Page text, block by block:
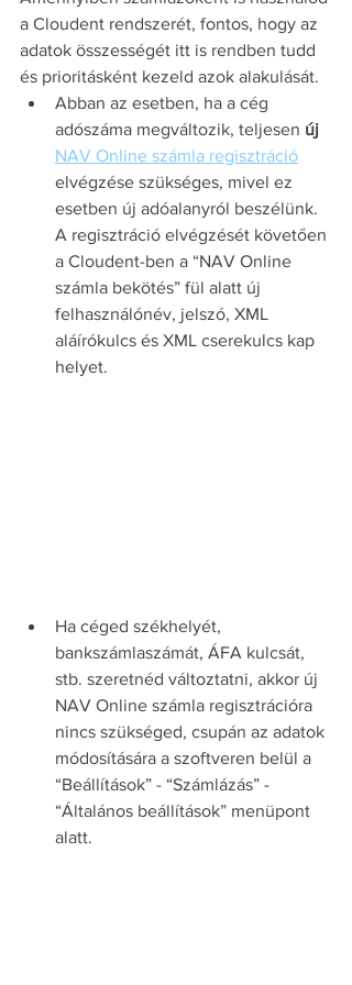
a Cloudent rendszerét, fontos, hogy az
adatok összességét itt is rendben tudd
és prioritásként kezeld azok alakulását.
Abban az esetben, ha a cég
adószáma megváltozik, teljesen új
NAV Online számla regisztráció
elvégzése szükséges, mivel ez
esetben új adóalanyról beszélünk.
A regisztráció elvégzését követően
a Cloudent-ben a “NAV Online
számla bekötés” fül alatt új
felhasználónév, jelszó, XML
aláírókulcs és XML cserekulcs kap
helyet.
Ha céged székhelyét,
bankszámlaszámát, ÁFA kulcsát,
stb. szeretnéd változtatni, akkor új
NAV Online számla regisztrációra
nincs szükséged, csupán az adatok
módosítására a szoftveren belül a
“Beállítások” - “Számlázás” -
“Általános beállítások” menüpont
alatt.